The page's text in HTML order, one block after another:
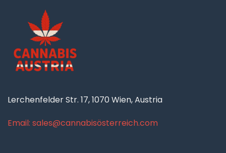
Lerchenfelder Str. 17, 1070 Wien, Austria
Email: sales@cannabisösterreich.com